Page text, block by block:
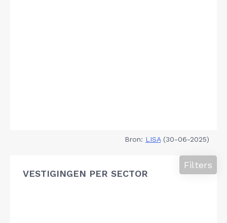
Bron: LISA(30-06-2025)
VESTIGINGEN PER SECTOR
Filters